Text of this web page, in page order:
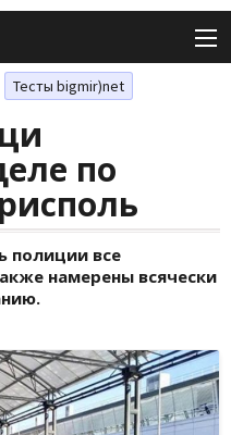
Тесты bigmir)net
по
полиции все
намерены всячески